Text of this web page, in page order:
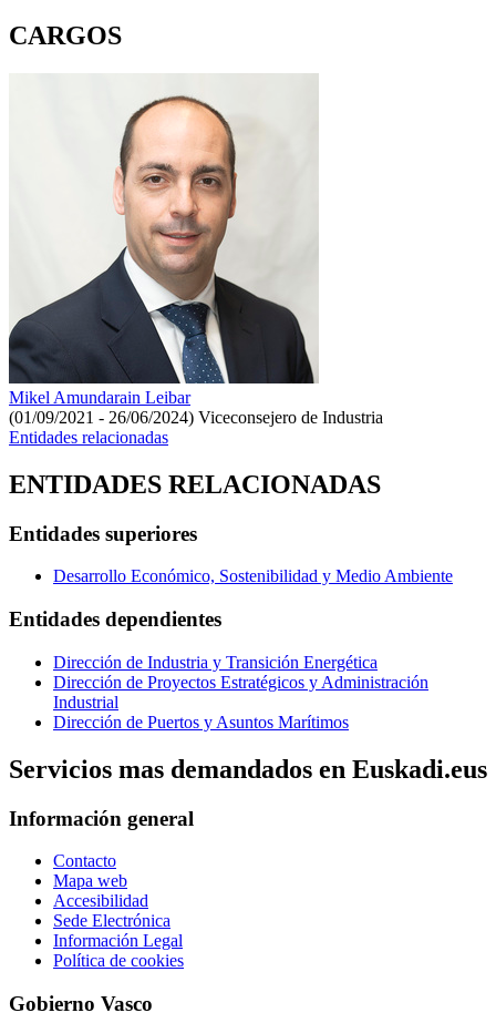
CARGOS
Mikel Amundarain Leibar
(01/09/2021 - 26/06/2024) Viceconsejero de Industria
Entidades relacionadas
ENTIDADES RELACIONADAS
Entidades superiores
Desarrollo Económico, Sostenibilidad y Medio Ambiente
Entidades dependientes
Dirección de Industria y Transición Energética
Dirección de Proyectos Estratégicos y Administración
Industrial
Dirección de Puertos y Asuntos Marítimos
Servicios mas demandados en Euskadi.eus
Información general
Contacto
Mapa web
Accesibilidad
Sede Electrónica
Información Legal
Política de cookies
Gobierno Vasco